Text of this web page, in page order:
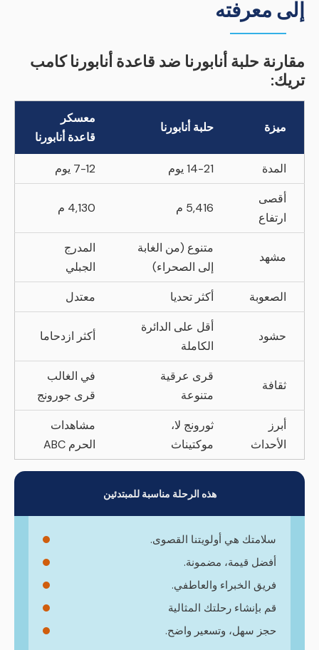
إلى معرفته
مقارنة حلبة أنابورنا ضد قاعدة أنابورنا كامب
تريك:
ميزة حلبة أنابورنا
معسكر
قاعدة أنابورنا
المدة 14-21 يوم
7-12 يوم
أقصى
ارتفاع
5,416 م 4,130 م
مشهد
متنوع (من الغابة
إلى الصحراء)
المدرج
الجبلي
الصعوبة
أكثر تحديا معتدل
حشود
أقل على الدائرة
الكاملة
أكثر ازدحاما
ثقافة
قرى عرقية
متنوعة
في الغالب
قرى جورونج
أبرز
الأحداث
ثورونج لا،
موكتيناث
مشاهدات
الحرم ABC
هذه الرحلة مناسبة للمبتدئين
سلامتك هي أولويتنا القصوى.
أفضل قيمة، مضمونة.
فريق الخبراء والعاطفي.
قم بإنشاء رحلتك المثالية
حجز سهل، وتسعير واضح.